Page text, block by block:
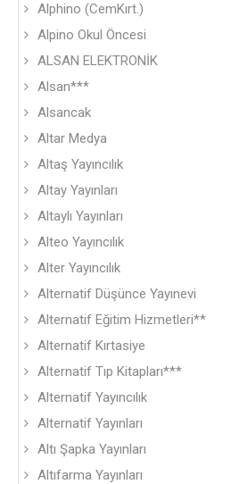
Alphino (CemKırt.)
Alpino Okul Öncesi
ALSAN ELEKTRONİK
Alsan***
Alsancak
Altar Medya
Altaş Yayıncılık
Altay Yayınları
Altaylı Yayınları
Alteo Yayıncılık
Alter Yayıncılık
Alternatif Düşünce Yayınevi
Alternatif Eğitim Hizmetleri**
Alternatif Kırtasiye
Alternatif Tıp Kitapları***
Alternatif Yayıncılık
Alternatif Yayınları
Altı Şapka Yayınları
Altıfarma Yayınları